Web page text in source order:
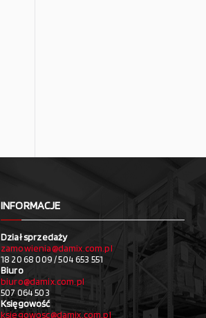
INFORMACJE
Dział sprzedaży
zamowienia@damix.com.pl
18 20 68 009 / 504 653 551
Biuro
biuro@damix.com.pl
507 064 503
Księgowość
ksiegowosc@damix.com.pl